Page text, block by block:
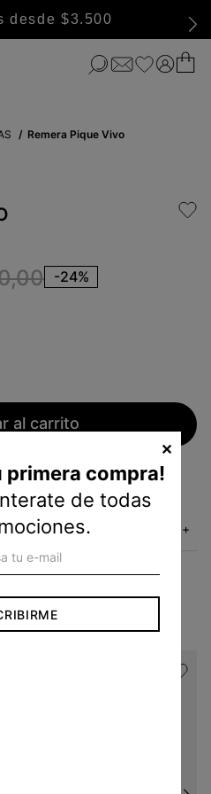
desde $3.500
Remera Pique Vivo
,00 -24%
al carrito
+
interesar
primera compra!
de todas
✕